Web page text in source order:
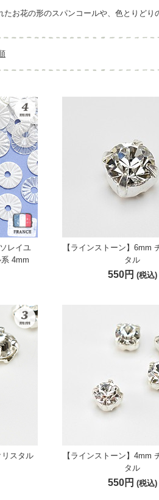
お花の形のスパンコールや、色とりどり
レイユ
4mm
【ラインストーン】6mm
タル
550円 (税込)
リスタル
【ラインストーン】4mm
タル
550円 (税込)